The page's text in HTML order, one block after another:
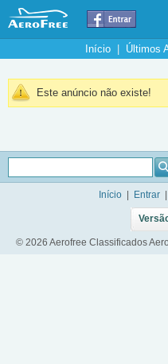
Início| Últimos
Este anúncio não existe!
Início Entrar
© 2026 Aerofree Classificados